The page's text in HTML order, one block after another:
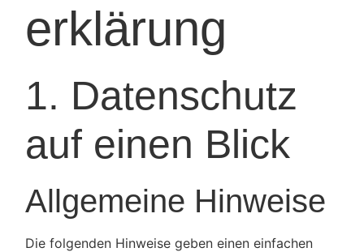
erklärung
1. Datenschutz
auf einen Blick
Allgemeine Hinweise
Die folgenden Hinweise geben einen einfachen